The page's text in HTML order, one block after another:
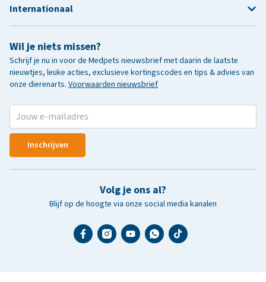
Wil je niets missen?
Schrijf je nu in voor de Medpets nieuwsbrief met daarin de laatste
nieuwtjes, leuke acties, exclusieve kortingscodes en tips & advies van
onze dierenarts. Voorwaarden nieuwsbrief
Inschrijven
Volg je ons al?
Blijf op de hoogte via onze social media kanalen
Internationaal